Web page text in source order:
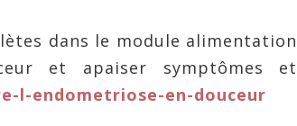
dans le module alimentation
et apaiser symptômes et
l-endometriose-en-douceur